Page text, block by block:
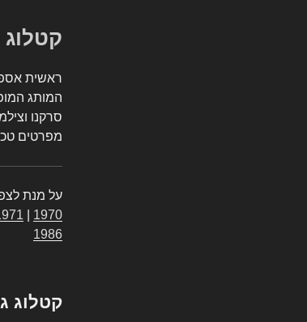
קטלוג Jeep אספנות
ראשית
המותג
סרקנו
מפרטים
על מנת
1970
1986
קטלוג ג'יפ